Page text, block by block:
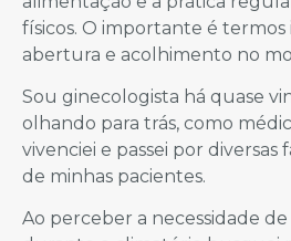
físicos. O importante é termos
abertura e acolhimento no
Sou ginecologista há quase
olhando para trás, como
vivenciei e passei por diversas
de minhas pacientes.
Ao perceber a necessidade